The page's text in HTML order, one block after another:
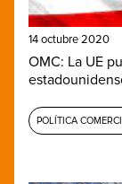
14 octubre 2020
OMC: La UE
POLÍTICA